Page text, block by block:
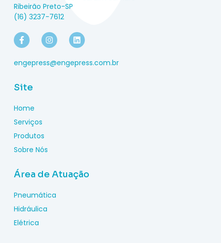
Ribeirão Preto-SP
(16) 3237-7612
engepress@engepress.com.br
Site
Home
Serviços
Produtos
Sobre Nós
Área de Atuação
Pneumática
Hidráulica
Elétrica